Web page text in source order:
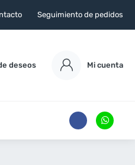
Seguimiento de pedidos
deseos Mi cuenta